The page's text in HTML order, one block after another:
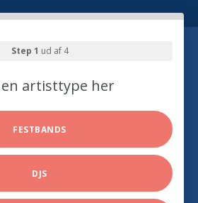
Step 1 ud af 4
artisttype her
FESTBANDS
DJS